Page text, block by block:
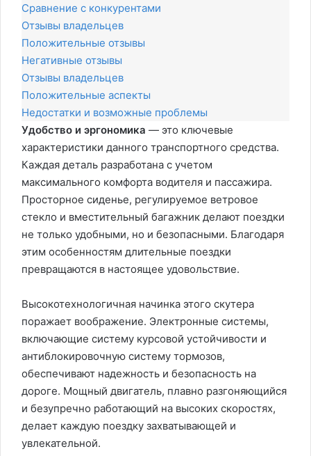
Сравнение с конкурентами
Отзывы владельцев
Положительные отзывы
Негативные отзывы
Отзывы владельцев
Положительные аспекты
Недостатки и возможные проблемы
Удобство и эргономика — это ключевые
характеристики данного транспортного средства.
Каждая деталь разработана с учетом
максимального комфорта водителя и пассажира.
Просторное сиденье, регулируемое ветровое
стекло и вместительный багажник делают поездки
не только удобными, но и безопасными. Благодаря
этим особенностям длительные поездки
превращаются в настоящее удовольствие.
Высокотехнологичная начинка этого скутера
поражает воображение. Электронные системы,
включающие систему курсовой устойчивости и
антиблокировочную систему тормозов,
обеспечивают надежность и безопасность на
дороге. Мощный двигатель, плавно разгоняющийся
и безупречно работающий на высоких скоростях,
делает каждую поездку захватывающей и
увлекательной.